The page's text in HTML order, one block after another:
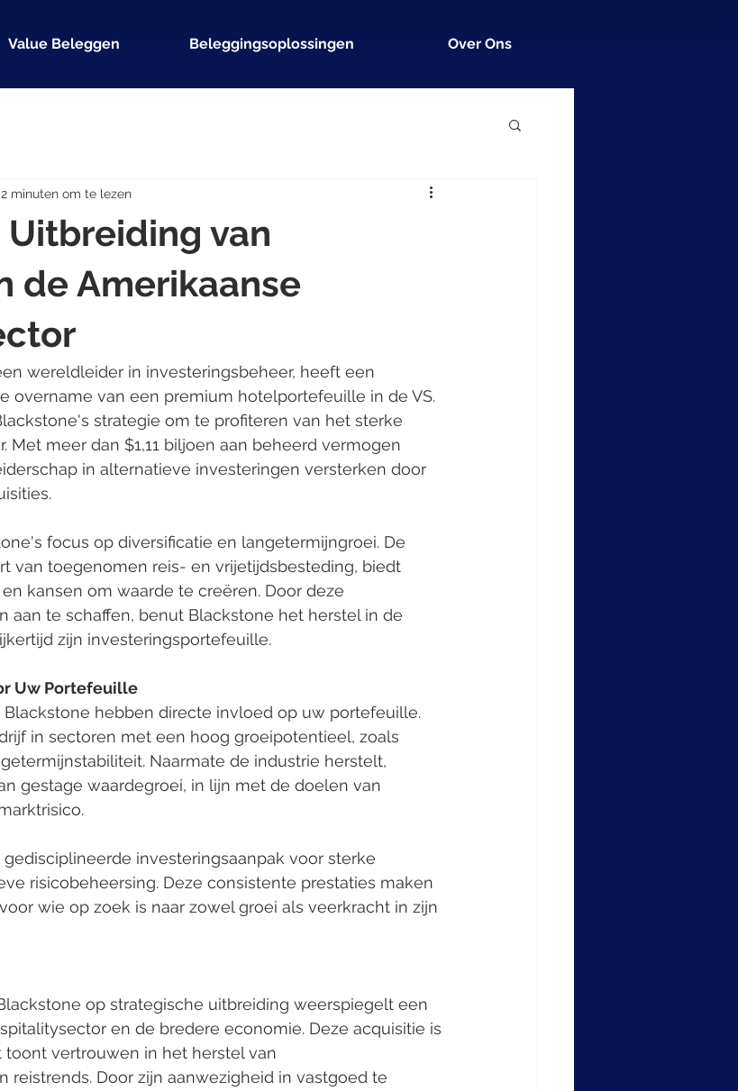
Value Beleggen Beleggingsoplossingen Over Ons
van
de Amerikaanse
2 minuten om te lezen
wereldleider in investeringsbeheer, heeft een
overname van een premium hotelportefeuille in de VS.
strategie om te profiteren van het sterke
Met meer dan $1,11 biljoen aan beheerd vermogen
in alternatieve investeringen versterken door
focus op diversificatie en langetermijngroei. De
van toegenomen reis- en vrijetijdsbesteding, biedt
kansen om waarde te creëren. Door deze
aan te schaffen, benut Blackstone het herstel in de
zijn investeringsportefeuille.
Uw Portefeuille
hebben directe invloed op uw portefeuille.
in sectoren met een hoog groeipotentieel, zoals
Naarmate de industrie herstelt,
gestage waardegroei, in lijn met de doelen van
gedisciplineerde investeringsaanpak voor sterke
risicobeheersing. Deze consistente prestaties maken
wie op zoek is naar zowel groei als veerkracht in zijn
op strategische uitbreiding weerspiegelt een
en de bredere economie. Deze acquisitie is
vertrouwen in het herstel van
reistrends. Door zijn aanwezigheid in vastgoed te